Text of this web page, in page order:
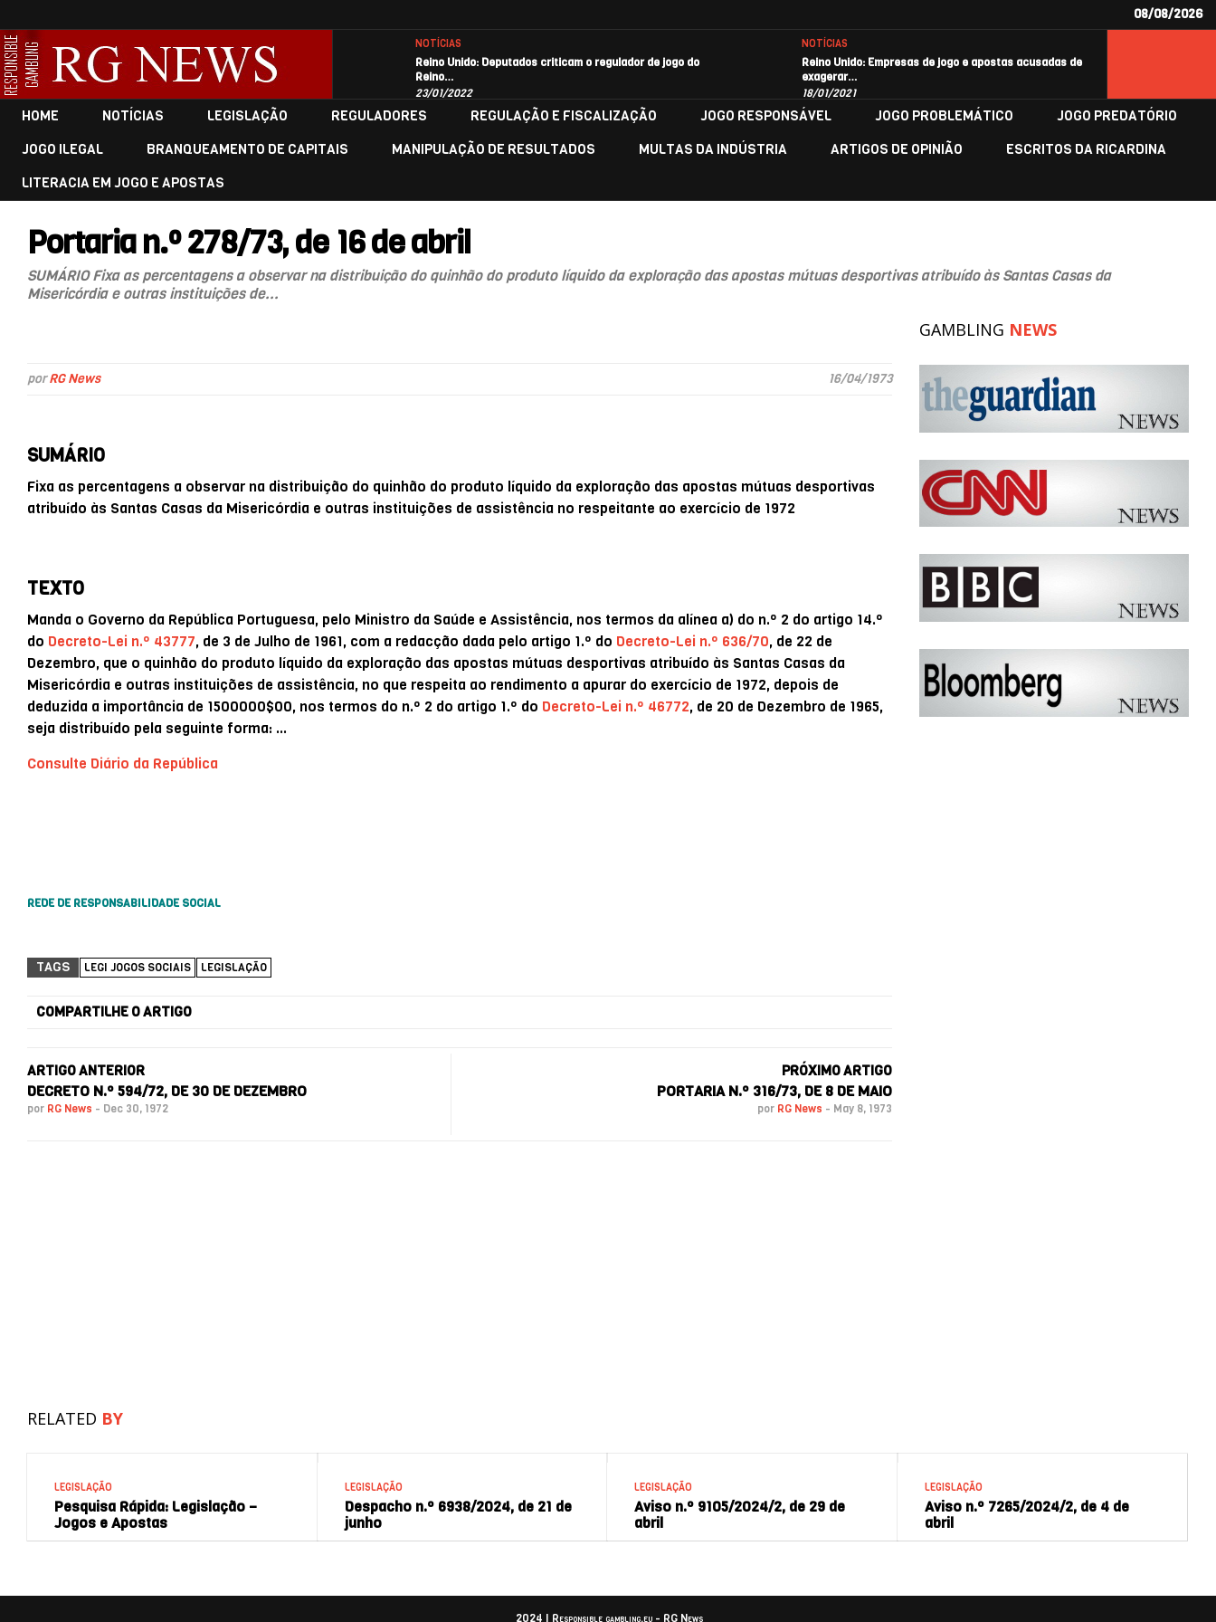
08/08/2026
NOTÍCIAS
Reino Unido: Deputados criticam o regulador de jogo do
Reino…
23/01/2022
NOTÍCIAS
Reino Unido: Empresas de jogo e apostas acusadas de
exagerar…
18/01/2021
HOME NOTÍCIAS LEGISLAÇÃO REGULADORES REGULAÇÃO E FISCALIZAÇÃO JOGO RESPONSÁVEL JOGO PROBLEMÁTICO
JOGO PREDATÓRIO
JOGO ILEGAL
BRANQUEAMENTO DE CAPITAIS MANIPULAÇÃO DE RESULTADOS MULTAS DA INDÚSTRIA ARTIGOS DE OPINIÃO
ESCRITOS DA RICARDINA
LITERACIA EM JOGO E APOSTAS
Portaria n.º 278/73, de 16 de abril
SUMÁRIO Fixa as percentagens a observar na distribuição do quinhão do produto líquido da exploração das apostas mútuas desportivas atribuído às Santas Casas da
Misericórdia e outras instituições de...
porRG News 16/04/1973
SUMÁRIO
Fixa as percentagens a observar na distribuição do quinhão do produto líquido da exploração das apostas mútuas desportivas
atribuído às Santas Casas da Misericórdia e outras instituições de assistência no respeitante ao exercício de 1972
TEXTO
Manda o Governo da República Portuguesa, pelo Ministro da Saúde e Assistência, nos termos da alínea a) do n.º 2 do artigo 14.º
do Decreto-Lei n.º 43777, de 3 de Julho de 1961, com a redacção dada pelo artigo 1.º do Decreto-Lei n.º 636/70, de 22 de
Dezembro, que o quinhão do produto líquido da exploração das apostas mútuas desportivas atribuído às Santas Casas da
Misericórdia e outras instituições de assistência, no que respeita ao rendimento a apurar do exercício de 1972, depois de
deduzida a importância de 1500000$00, nos termos do n.º 2 do artigo 1.º do Decreto-Lei n.º 46772, de 20 de Dezembro de 1965,
seja distribuído pela seguinte forma: …
Consulte Diário da República
REDE DE RESPONSABILIDADE SOCIAL
TAGS LEGI JOGOS SOCIAIS LEGISLAÇÃO
COMPARTILHE O ARTIGO
ARTIGO ANTERIOR
DECRETO N.º 594/72, DE 30 DE DEZEMBRO
por RG News - Dec 30, 1972
PRÓXIMO ARTIGO
PORTARIA N.º 316/73, DE 8 DE MAIO
por RG News - May 8, 1973
GAMBLING NEWS
RELATED BY
LEGISLAÇÃO
Pesquisa Rápida: Legislação –
Jogos e Apostas
LEGISLAÇÃO
Despacho n.º 6938/2024, de 21 de
junho
LEGISLAÇÃO
Aviso n.º 9105/2024/2, de 29 de
abril
LEGISLAÇÃO
Aviso n.º 7265/2024/2, de 4 de
abril
2024 | Responsible gambling.eu - RG News